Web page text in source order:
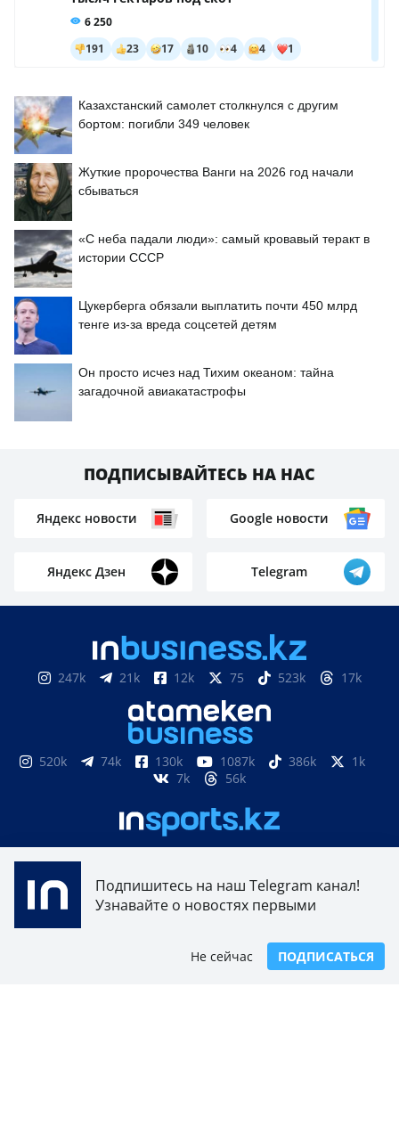
Казахстанский самолет столкнулся с другим
бортом: погибли 349 человек
Жуткие пророчества Ванги на 2026 год начали
сбываться
«С неба падали люди»: самый кровавый теракт в
истории СССР
Цукерберга обязали выплатить почти 450 млрд
тенге из-за вреда соцсетей детям
Он просто исчез над Тихим океаном: тайна
загадочной авиакатастрофы
ПОДПИСЫВАЙТЕСЬ НА НАС
Яндекс новости Google новости
Яндекс Дзен Telegram
247k 21k 12k 75 523k 17k
520k 74k 130k 1087k 386k
1k
7k
56k
Свидетельство о постановке на учет, переучет
периодического печатного издания, информационного
агентства и сетевого издания №17614-ИА выдано
15.03.2019 Комитетом связи, информатизации и
Подпишитесь на наш Telegram канал!
Узнавайте о новостях первыми
ПОДПИСАТЬСЯ
Не сейчас